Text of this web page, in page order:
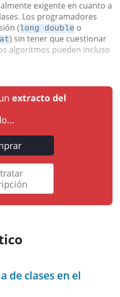
exigente en cuanto a
Los programadores
(long double o
) sin tener que cuestionar
algoritmos pueden incluso
extracto del
de clases en el